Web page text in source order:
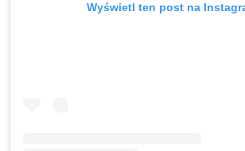
Wyświetl ten post na